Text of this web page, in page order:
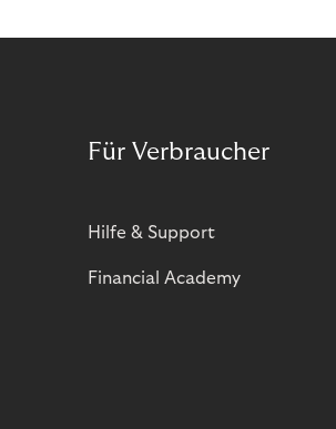
Für Verbraucher
Hilfe & Support
Financial Academy